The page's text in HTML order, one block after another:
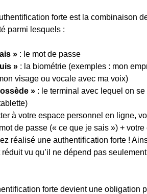
forte est la combinaison
parmi lesquels :
» : le mot de passe
» : la biométrie (exemples : mon
visage ou vocale avec ma voix)
» : le terminal avec lequel on
à votre espace personnel en ligne,
de passe (« ce que je sais ») +
réalisé une authentification forte !
vu qu’il ne dépend pas
forte devient une obligation